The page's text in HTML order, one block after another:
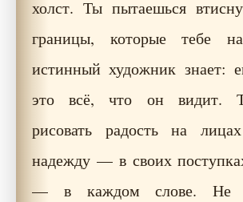
холст. Ты пытаешься
границы, которые тебе
истинный художник знает:
это всё, что он видит.
рисовать радость на
надежду — в своих
— в каждом слове. Не